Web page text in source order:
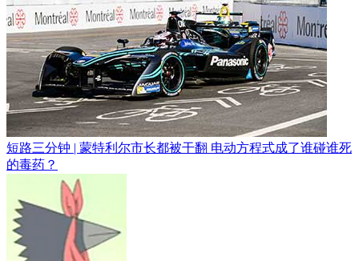
短路三分钟 | 蒙特利尔市长都被干翻 电动方程式成了谁碰谁死
的毒药？